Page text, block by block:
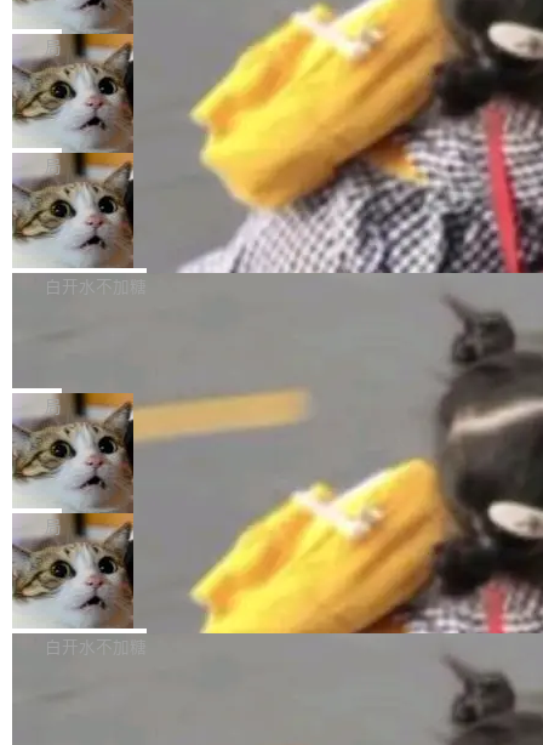
频技...
超出原定预算 860%。 更令人意外的是，该项目
最终并未成功落地，而高额算力消耗持续运行长
达 5 个月，公司直到财务对账时才察觉异常。这
意味着一个无人看管的 AI 程序，在近半年时间
里日夜不停地"烧钱"。 复盘显示，...
2027 年就能追上美国前沿实验室的水平。 Dela
ngue 把原因归结为一件事：开放协作。中国的
AI 开发者在一个共享和协作的生态里加速迭代，
而美国模型厂商在"闭门造车"。他的原话是 "buil
ding in silos"——各自为战，互不通气。 这个判
断从他嘴里说出来分量不同。Hugging Face 是
全球最大的开源 AI 平台，上面跑着上百万个模
型。谁在开源赛道上领先，...
统，开发者工具必须开源
五年前，David Crawshaw 问过很多软件工程师
一个问题：你写过什么给自己用的程序？答案几
乎都是没有。工程师们整天用别人写的程序写程
序给别人用。偶尔有人自己写个博客系统、智能
家居控制、家庭实验室，都算稀奇事。 Crawsh
aw 是 Shelley 的作者，一个开源 AI coding age
nt。他最近在博客上写了一篇文章，核心论点很
简单：开发者工具必须开源。 理由不是传统的自
由软件情怀，而是一个跟 AI agent 直接相关的
技术判断。 两行 prompt 就能个性化任何软件 C
局
DeepSeek Harness 宣布内测邀请，全
网最大规模开源 Agent 路演现场诞生
一条内测招募帖，发出去的时候大概没人想到它
会变成一场开源 Agent 生态的路演。 8月1日，
DeepSeek Harness 团队负责人崔添翼（tiany
i）在 X 上发帖： 「如果你是 Agent Harness 相
关开源项目的开发者，希望参加 DeepSeek Har
ness 的内测，可以回复或私信联系我。请附上
Harness 负责把能力落到真实环境中——调用工
具、读写文件、管理上下文、处理错误、完成闭
环。崔添翼招人的标...
局
商汤 SenseNova U1.5-Lite-Preview
开源
商汤科技宣布面向社区开源轻量级统一多模态模
型的预览版本 SenseNova U1.5-Lite-Preview。
理解、推理、生成与编辑，还仅以 8B-MoT 的轻
量大小，将能力推进到4K、更精细的真实质感、
更复杂的视觉控制和可持续迭代编辑。 相比 U
1，U1.5-Lite-Preview 在以下方向上带来了显著
提升： 原生支持4K图像生成； 更精细的局部纹
理、细节与真实世界质感； 更准确的中英文文字
生成与复杂版式组织； 更稳定的图...
白开水不加糖
nap。这次是 hwctl——一个用来检查 Ubuntu
硬件认证状态的命令行工具。 Canonical 工程师
Alan Griffiths 在邮件列表中说得很直白：「hwc
tl 是一个 Ubuntu 专有的包，它和它的依赖项都
是 Ubuntu 专有的，不会用在其他发行版上。」
所以 deb 版本的受众实际上为零。既然只有 Ub
untu 用户在用，那用 snap 打包就没什么可纠结
的。 从 deb 到 snap 的迁移路径 hwctl 是 rust-
hwlib 硬件 API 库的一部分，命令行工具负责查
局
Dario Amodei 担心新人来 Anthropic
只为金钱，不为使命
顶级 AI 研究员在两家公司之间来回跳，中间只
隔了几天。 Lilian Weng 上周刚宣布因健康原因
离开 Thinking Machines Lab，说自己作为联合
创始人的角色「太累了」。几天后，The Inform
ation 就曝出她将重回 OpenAI，负责递归自我
改进方向的研究。她是 Thinking Machines 过
局
FFmpeg 9.0 发布
FFmpeg 9.0 现已发布，包含多项改进。官方更
新日志列出的 9.0 版本主要更新内容如下： 扩
白开水不加糖